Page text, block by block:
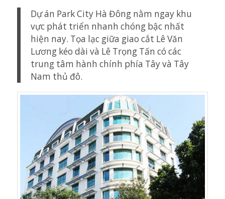
Dự án Park City Hà Đông nằm ngay khu
vực phát triển nhanh chóng bậc nhất
hiện nay. Tọa lạc giữa giao cắt Lê Văn
Lương kéo dài và Lê Trọng Tấn có các
trung tâm hành chính phía Tây và Tây
Nam thủ đô.